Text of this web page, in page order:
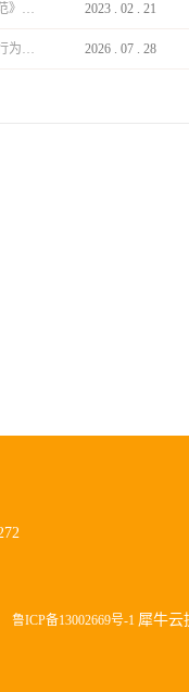
知 2023 . 02 . 21
的通知 2026 . 07 . 28
鲁ICP备13002669号-1 犀牛云